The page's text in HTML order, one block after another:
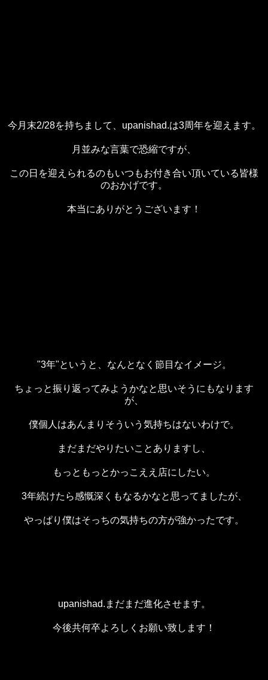
今月末2/28を持ちまして、upanishad.は3周年を迎えます。
月並みな言葉で恐縮ですが、
この日を迎えられるのもいつもお付き合い頂いている皆様
のおかげです。
本当にありがとうございます！
"3年"というと、なんとなく節目なイメージ。
ちょっと振り返ってみようかなと思いそうにもなります
が、
僕個人はあんまりそういう気持ちはないわけで。
まだまだやりたいことありますし、
もっともっとかっこええ店にしたい。
3年続けたら感慨深くもなるかなと思ってましたが、
やっぱり僕はそっちの気持ちの方が強かったです。
upanishad.まだまだ進化させます。
今後共何卒よろしくお願い致します！